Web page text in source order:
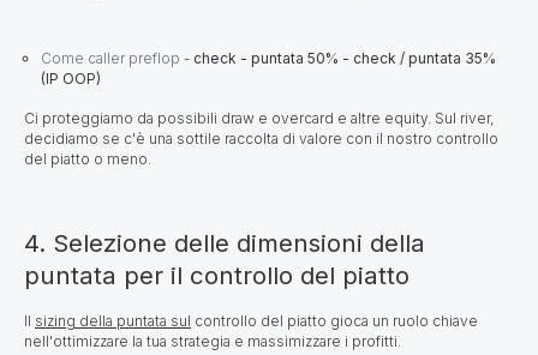
Come caller preflop - check - puntata 50% - check / puntata 35%
(IP OOP)
Ci proteggiamo da possibili draw e overcard e altre equity. Sul river,
decidiamo se c'è una sottile raccolta di valore con il nostro controllo
del piatto o meno.
4. Selezione delle dimensioni della
puntata per il controllo del piatto
Il sizing della puntata sul controllo del piatto gioca un ruolo chiave
nell'ottimizzare la tua strategia e massimizzare i profitti.